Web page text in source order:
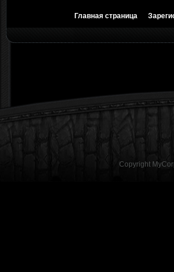
Главная страница
Copyright